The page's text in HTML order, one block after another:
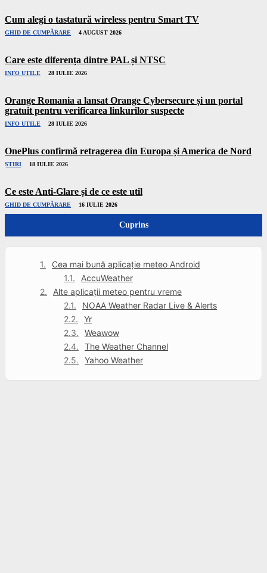
Cum alegi o tastatură wireless pentru Smart TV
GHID DE CUMPĂRARE 4 AUGUST 2026
Care este diferența dintre PAL și NTSC
INFO UTILE 28 IULIE 2026
Orange Romania a lansat Orange Cybersecure și un portal
gratuit pentru verificarea linkurilor suspecte
INFO UTILE 28 IULIE 2026
OnePlus confirmă retragerea din Europa și America de Nord
ȘTIRI 18 IULIE 2026
Ce este Anti-Glare și de ce este util
GHID DE CUMPĂRARE 16 IULIE 2026
Cuprins
Cea mai bună aplicație meteo Android
AccuWeather
Alte aplicații meteo pentru vreme
NOAA Weather Radar Live & Alerts
Yr
Weawow
The Weather Channel
Yahoo Weather